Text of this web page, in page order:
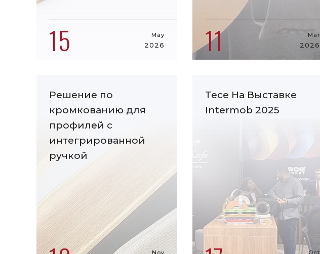
15 May
2026 11 Mar
2026
Решение по
кромкованию для
профилей с
интегрированной
ручкой
Nov
Tece На Выставке
Intermob 2025
Oct